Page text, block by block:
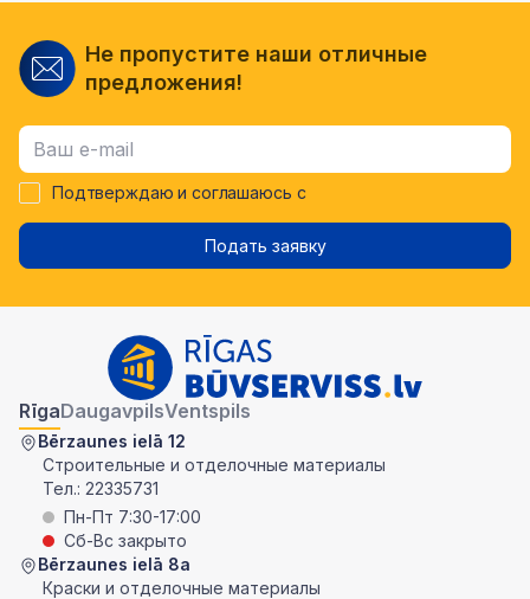
Не пропустите наши отличные
предложения!
Подтверждаю и соглашаюсь с
Подать заявку
RīgaDaugavpilsVentspils
Bērzaunes ielā 12
Строительные и отделочные материалы
Тел.: 22335731
Пн-Пт 7:30-17:00
Сб-Вс закрыто
Bērzaunes ielā 8a
Краски и отделочные материалы